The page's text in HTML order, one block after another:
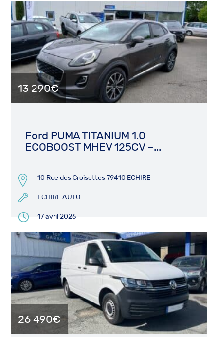
13 290€
Ford PUMA TITANIUM 1.0
ECOBOOST MHEV 125CV –...
10 Rue des Croisettes 79410 ECHIRE
ECHIRE AUTO
17 avril 2026
26 490€